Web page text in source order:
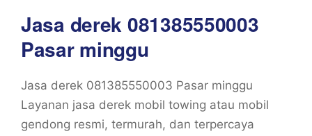
Jasa derek 081385550003
Pasar minggu
Jasa derek 081385550003 Pasar minggu
Layanan jasa derek mobil towing atau mobil
gendong resmi, termurah, dan terpercaya